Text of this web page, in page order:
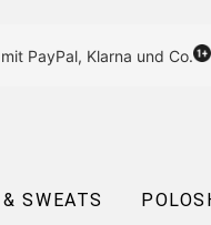
PayPal, Klarna und Co.
SWEATS